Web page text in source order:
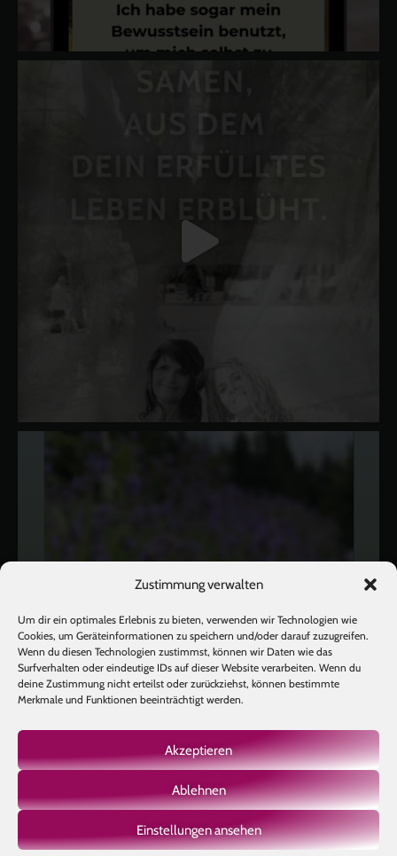
Zustimmung verwalten
Um dir ein optimales Erlebnis zu bieten, verwenden wir Technologien wie
Cookies, um Geräteinformationen zu speichern und/oder darauf zuzugreifen.
Wenn du diesen Technologien zustimmst, können wir Daten wie das
Surfverhalten oder eindeutige IDs auf dieser Website verarbeiten. Wenn du
deine Zustimmung nicht erteilst oder zurückziehst, können bestimmte
Merkmale und Funktionen beeinträchtigt werden.
Akzeptieren
Ablehnen
Einstellungen ansehen
Mehr laden Auf Instagram folgen